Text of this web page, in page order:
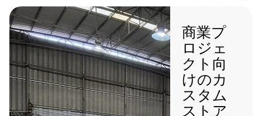
商業プ
ロジェ
クト向
けのカ
スタム
ストア